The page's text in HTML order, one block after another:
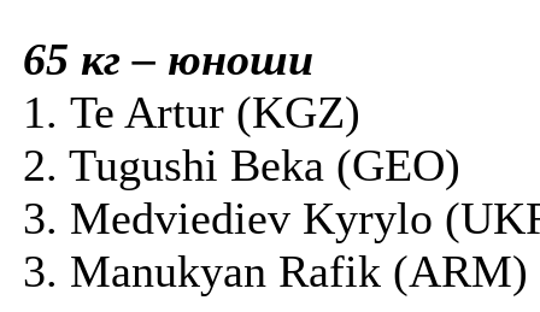
65 кг – юноши
1. Te Artur (KGZ)
2. Tugushi Beka (GEO)
3. Medviediev Kyrylo
3. Manukyan Rafik (ARM)